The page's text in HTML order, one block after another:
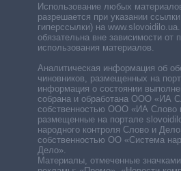
Использование любых
разрешается при указании
гиперссылки) на
обязательна вне зависимости от
использования материалов.
Аналитическая информация об
чиновников, размещенных на
информация о состоянии
собрана и обработана ООО «ИА
собственностью ООО «ИА Слово
размещенные на портале
народного контроля Слово и
собственностью ОО «Система
Дело».
Материалы, отмеченные